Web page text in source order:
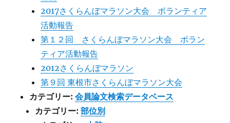
2017さくらんぼマラソン大会 ボランティア
活動報告
第１２回 さくらんぼマラソン大会 ボラン
ティア活動報告
2012さくらんぼマラソン
第９回 東根市さくらんぼマラソン大会
カテゴリー: 会員論文検索データベース
カテゴリー:部位別